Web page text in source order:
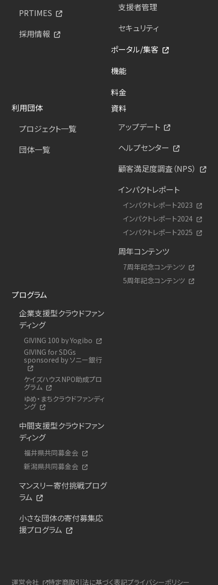
PRTIMES
採用情報
支援者管理
セキュリティ
ポータル/集客
機能
料金
利用団体
プロジェクト一覧
団体一覧
資料
アップデート
ヘルプセンター
顧客満足度調査（NPS）
インパクトレポート
インパクトレポート2023
インパクトレポート2024
インパクトレポート2025
周年コンテンツ
7周年記念コンテンツ
5周年記念コンテンツ
プログラム
企業支援型クラウドファン
ディング
GIVING 100 by Yogibo
GIVING for SDGs
sponsored by ソニー銀行
ケイズハウスNPO助成プロ
グラム
ゆめ・まちクラウドファンディ
ング
中間支援型クラウドファン
ディング
福井県共同募金会
新潟県共同募金会
マンスリー寄付挑戦プログ
ラム
小さな団体の寄付募集応
援プログラム
運営会社 特定商取引法に基づく表記プライバシーポリシー